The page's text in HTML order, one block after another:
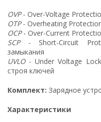
OVP- Over-Voltage
OTP- Overheating
OCP- Over-Current
SCP- Short-Circuit
замыкания
UVLO- Under Voltage
строя ключей
Комплект: Зарядное
Характеристики